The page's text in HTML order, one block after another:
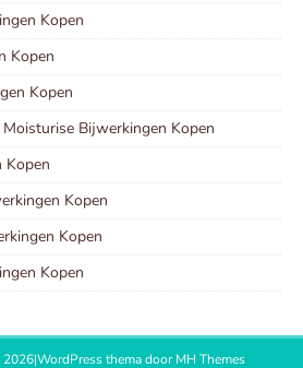
Kopen
Kopen
Kopen
Bijwerkingen Kopen
Kopen
Kopen
Kopen
Kopen
thema doorMH Themes